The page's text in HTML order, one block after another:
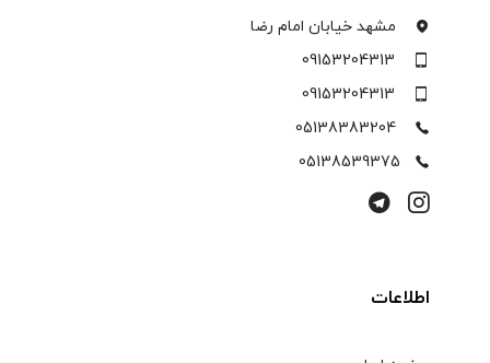
مشهد خیابان امام رضا
09153204313
09153204313
05138383204
05138539375
اطلاعات